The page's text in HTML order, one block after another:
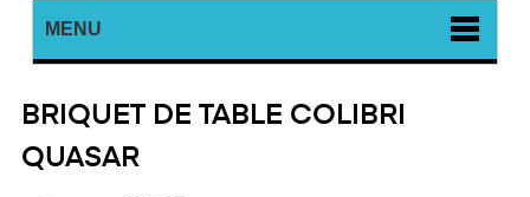
MENU
BRIQUET DE TABLE COLIBRI
QUASAR